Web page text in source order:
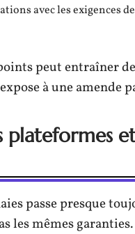
avec les exigences
peut entraîner
à une amende
plateformes
passe presque
les mêmes